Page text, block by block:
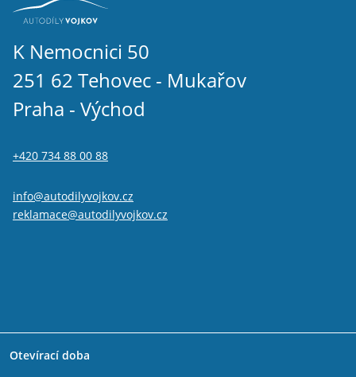
K Nemocnici 50
251 62 Tehovec - Mukařov
Praha - Východ
+420 734 88 00 88
info@autodilyvojkov.cz
reklamace@autodilyvojkov.cz
Otevírací doba